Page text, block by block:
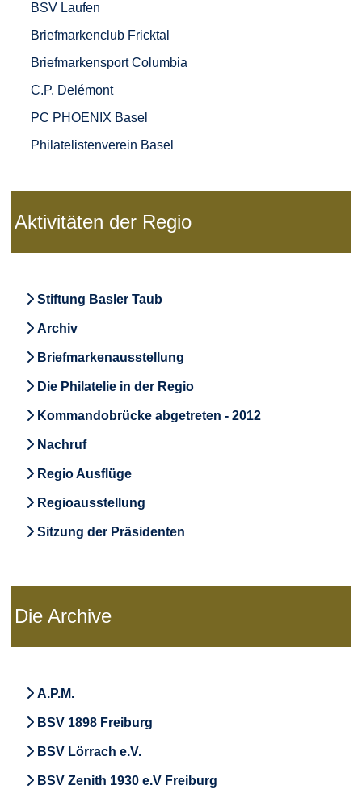
BSV Laufen
Briefmarkenclub Fricktal
Briefmarkensport Columbia
C.P. Delémont
PC PHOENIX Basel
Philatelistenverein Basel
Aktivitäten der Regio
Stiftung Basler Taub
Archiv
Briefmarkenausstellung
Die Philatelie in der Regio
Kommandobrücke abgetreten - 2012
Nachruf
Regio Ausflüge
Regioausstellung
Sitzung der Präsidenten
Die Archive
A.P.M.
BSV 1898 Freiburg
BSV Lörrach e.V.
BSV Zenith 1930 e.V Freiburg